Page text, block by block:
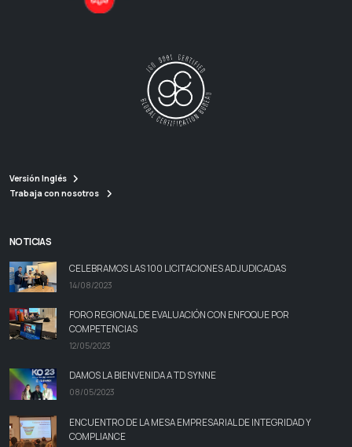
Versión Inglés
Trabaja con nosotros
NOTICIAS
CELEBRAMOS LAS 100 LICITACIONES ADJUDICADAS
14/08/2023
FORO REGIONAL DE EVALUACIÓN CON ENFOQUE POR
COMPETENCIAS
12/05/2023
DAMOS LA BIENVENIDA A TD SYNNE
08/05/2023
ENCUENTRO DE LA MESA EMPRESARIAL DE INTEGRIDAD Y
COMPLIANCE